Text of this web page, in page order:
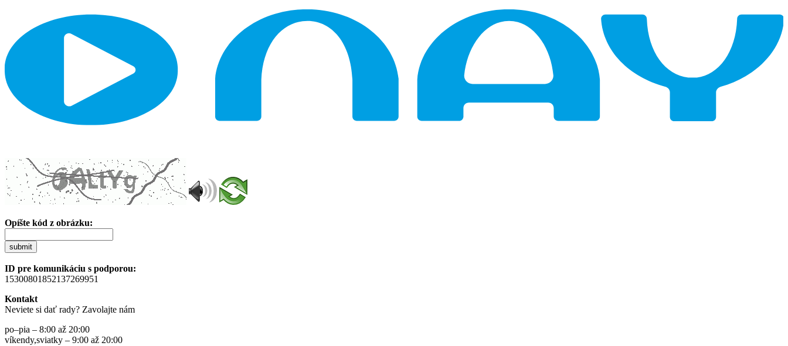
Opíšte kód z obrázku:
submit
ID pre komunikáciu s podporou:
15300801852137269951
Kontakt
Neviete si dať rady? Zavolajte nám
po–pia – 8:00 až 20:00
víkendy,sviatky – 9:00 až 20:00